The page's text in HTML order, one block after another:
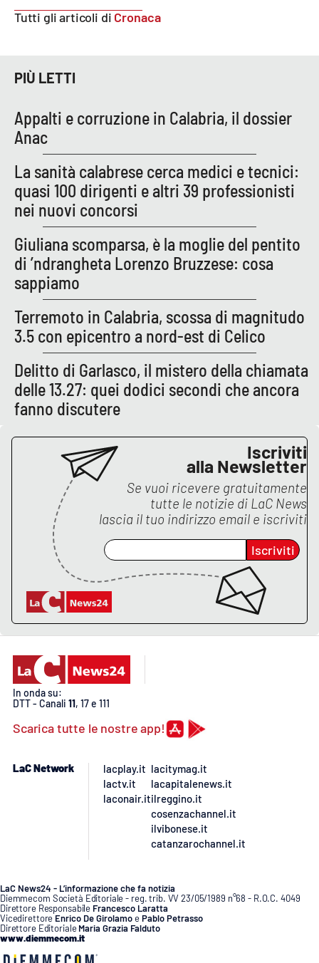
PROGETTI
SPECIALI
Destinazioni
Eventi
Food
Storie
LAC
NETWORK
Lacplay.it
Lactv.it
Laconair.it
Lacitymag.it
Lacapitalenews.it
Ilreggino.it
Cosenzachannel.it
Ilvibonese.it
APP
Android
Tutti gli articoli di Cronaca
PIÙ LETTI
Appalti e corruzione in Calabria, il dossier
Anac
La sanità calabrese cerca medici e tecnici:
quasi 100 dirigenti e altri 39 professionisti
nei nuovi concorsi
Giuliana scomparsa, è la moglie del pentito
di ’ndrangheta Lorenzo Bruzzese: cosa
sappiamo
Terremoto in Calabria, scossa di magnitudo
3.5 con epicentro a nord-est di Celico
Delitto di Garlasco, il mistero della chiamata
delle 13.27: quei dodici secondi che ancora
fanno discutere
Iscriviti
alla Newsletter
Se vuoi ricevere gratuitamente
tutte le notizie di LaC News
lascia il tuo indirizzo email e iscriviti
Iscriviti
In onda su:
DTT - Canali 11, 17 e 111
Scarica tutte le nostre app!
LaC Network
lacplay.it
lactv.it
laconair.it
lacitymag.it
lacapitalenews.it
ilreggino.it
cosenzachannel.it
ilvibonese.it
catanzarochannel.it
LaC News24 - L’informazione che fa notizia
Diemmecom Società Editoriale - reg. trib. VV 23/05/1989 n°68 - R.O.C. 4049
Direttore Responsabile Francesco Laratta
Vicedirettore Enrico De GirolamoePablo Petrasso
Direttore Editoriale Maria Grazia Falduto
www.diemmecom.it